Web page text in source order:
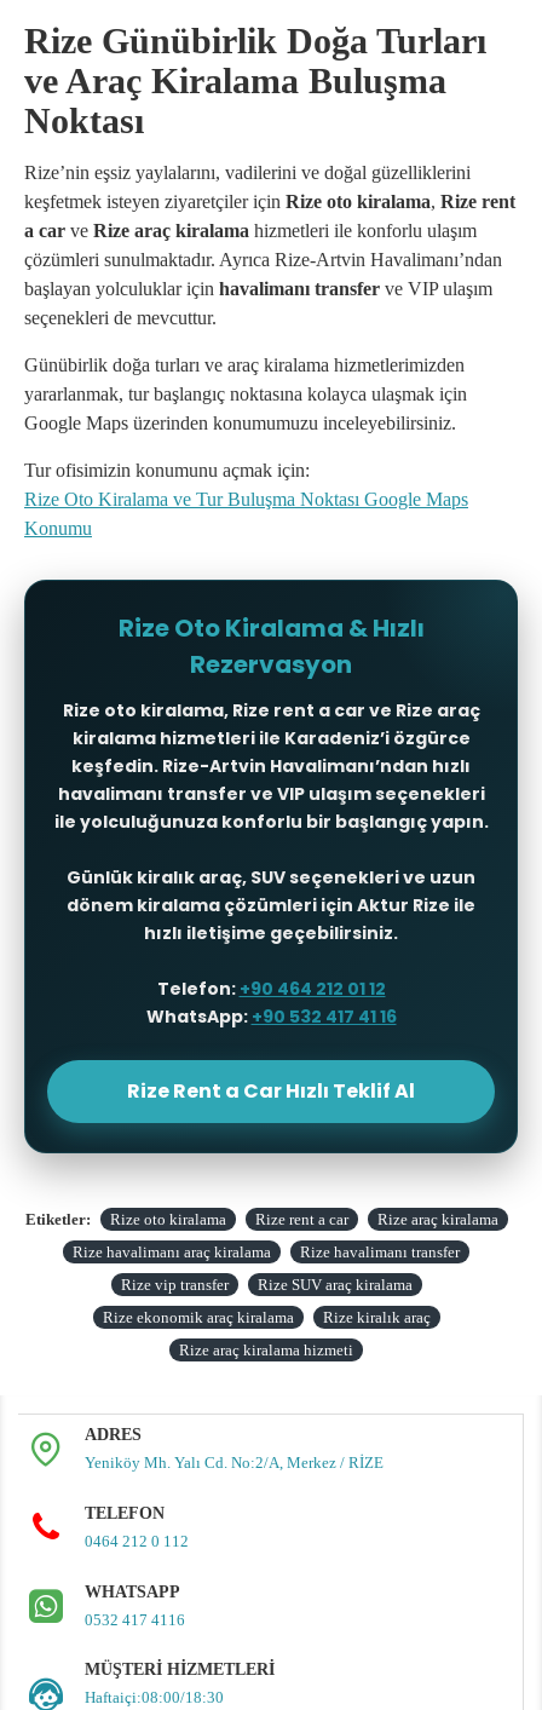
Rize Günübirlik Doğa Turları
ve Araç Kiralama Buluşma
Noktası
Rize’nin eşsiz yaylalarını, vadilerini ve doğal güzelliklerini
keşfetmek isteyen ziyaretçiler için Rize oto kiralama, Rize rent
a car ve Rize araç kiralama hizmetleri ile konforlu ulaşım
çözümleri sunulmaktadır. Ayrıca Rize-Artvin Havalimanı’ndan
başlayan yolculuklar için havalimanı transfer ve VIP ulaşım
seçenekleri de mevcuttur.
Günübirlik doğa turları ve araç kiralama hizmetlerimizden
yararlanmak, tur başlangıç noktasına kolayca ulaşmak için
Google Maps üzerinden konumumuzu inceleyebilirsiniz.
Tur ofisimizin konumunu açmak için:
Rize Oto Kiralama ve Tur Buluşma Noktası Google Maps
Konumu
Rize Oto Kiralama & Hızlı
Rezervasyon
Rize oto kiralama, Rize rent a car ve Rize araç
kiralama hizmetleri ile Karadeniz’i özgürce
keşfedin. Rize-Artvin Havalimanı’ndan hızlı
havalimanı transfer ve VIP ulaşım seçenekleri
ile yolculuğunuza konforlu bir başlangıç yapın.
Günlük kiralık araç, SUV seçenekleri ve uzun
dönem kiralama çözümleri için Aktur Rize ile
hızlı iletişime geçebilirsiniz.
Telefon: +90 464 212 01 12
WhatsApp: +90 532 417 41 16
Rize Rent a Car Hızlı Teklif Al
Etiketler: Rize oto kiralama Rize rent a car
Rize araç kiralama
Rize havalimanı araç kiralama
Rize havalimanı transfer
Rize vip transfer
Rize SUV araç kiralama
Rize ekonomik araç kiralama
Rize kiralık araç
Rize araç kiralama hizmeti
ADRES
Yeniköy Mh. Yalı Cd. No:2/A, Merkez / RİZE
TELEFON
0464 212 0 112
WHATSAPP
0532 417 4116
MÜŞTERI HIZMETLERI
Haftaiçi:08:00/18:30